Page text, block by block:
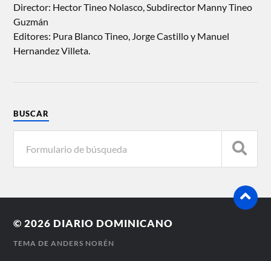
Director: Hector Tineo Nolasco, Subdirector Manny Tineo
Guzmán
Editores: Pura Blanco Tineo, Jorge Castillo y Manuel
Hernandez Villeta.
BUSCAR
© 2026 DIARIO DOMINICANO
TEMA DEANDERS NORÉN